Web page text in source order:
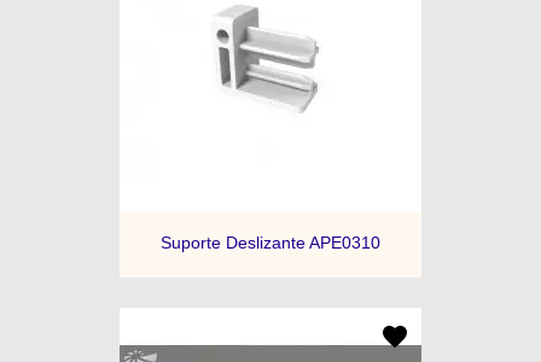
Suporte Deslizante APE0310